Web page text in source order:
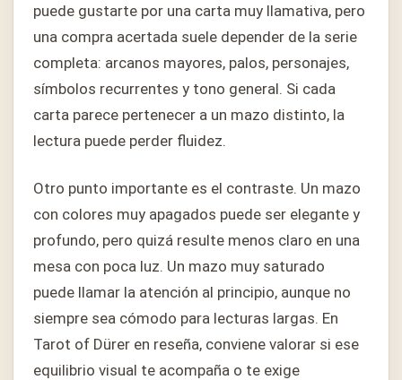
puede gustarte por una carta muy llamativa, pero
una compra acertada suele depender de la serie
completa: arcanos mayores, palos, personajes,
símbolos recurrentes y tono general. Si cada
carta parece pertenecer a un mazo distinto, la
lectura puede perder fluidez.
Otro punto importante es el contraste. Un mazo
con colores muy apagados puede ser elegante y
profundo, pero quizá resulte menos claro en una
mesa con poca luz. Un mazo muy saturado
puede llamar la atención al principio, aunque no
siempre sea cómodo para lecturas largas. En
Tarot of Dürer en reseña, conviene valorar si ese
equilibrio visual te acompaña o te exige